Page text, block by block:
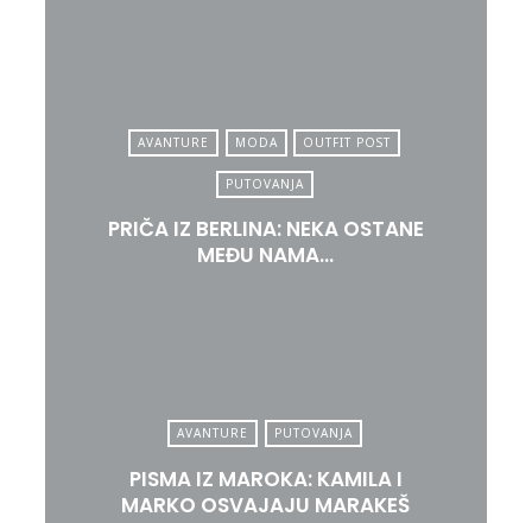
AVANTURE MODA OUTFIT POST
PUTOVANJA
PRIČA IZ BERLINA: NEKA OSTANE
MEĐU NAMA…
AVANTURE PUTOVANJA
PISMA IZ MAROKA: KAMILA I
MARKO OSVAJAJU MARAKEŠ